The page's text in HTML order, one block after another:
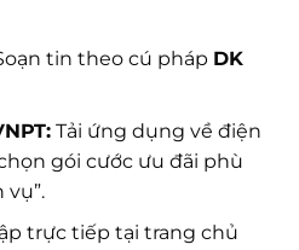
tin theo cú pháp DK
Tải ứng dụng về điện
gói cước ưu đãi phù
trực tiếp tại trang chủ